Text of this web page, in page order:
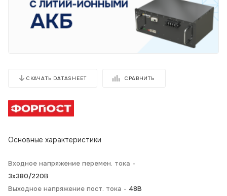
СКАЧАТЬ DATASHEET СРАВНИТЬ
Основные характеристики
Входное напряжение перемен. тока -
3х380/220В
Выходное напряжение пост. тока - 48В